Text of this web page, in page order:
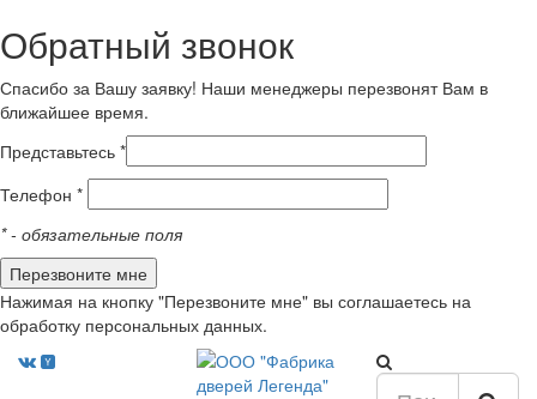
Обратный звонок
Спасибо за Вашу заявку! Наши менеджеры перезвонят Вам в
ближайшее время.
Представьтесь *
Телефон *
*- обязательные поля
Нажимая на кнопку "Перезвоните мне" вы соглашаетесь на
обработку персональных данных.